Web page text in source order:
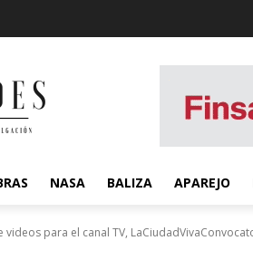
NASA BALIZA APAREJO
videos para el canal TV,